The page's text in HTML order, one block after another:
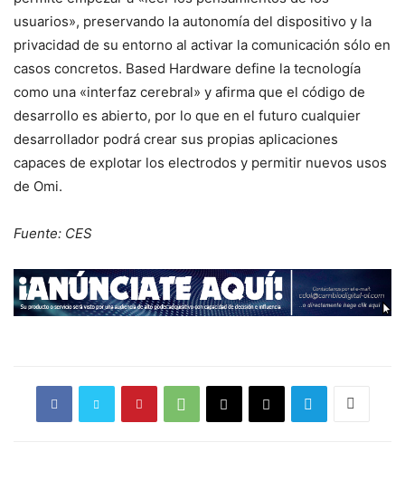
usuarios», preservando la autonomía del dispositivo y la
privacidad de su entorno al activar la comunicación sólo en
casos concretos. Based Hardware define la tecnología
como una «interfaz cerebral» y afirma que el código de
desarrollo es abierto, por lo que en el futuro cualquier
desarrollador podrá crear sus propias aplicaciones
capaces de explotar los electrodos y permitir nuevos usos
de Omi.
Fuente: CES